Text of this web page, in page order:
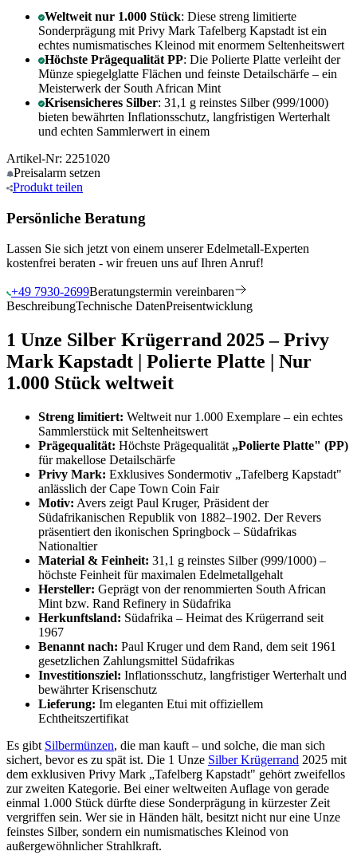
Weltweit nur 1.000 Stück: Diese streng limitierte
Sonderprägung mit Privy Mark Tafelberg Kapstadt ist ein
echtes numismatisches Kleinod mit enormem Seltenheitswert
Höchste Prägequalität PP: Die Polierte Platte verleiht der
Münze spiegelglatte Flächen und feinste Detailschärfe – ein
Meisterwerk der South African Mint
Krisensicheres Silber: 31,1 g reinstes Silber (999/1000)
bieten bewährten Inflationsschutz, langfristigen Werterhalt
und echten Sammlerwert in einem
Artikel-Nr: 2251020
Preisalarm setzen
Produkt teilen
Persönliche Beratung
Lassen Sie sich jetzt von einem unserer Edelmetall-Experten
kostenfrei beraten - wir freuen uns auf Ihren Anruf!
+49 7930-2699Beratungstermin vereinbaren
BeschreibungTechnische DatenPreisentwicklung
1 Unze Silber Krügerrand 2025 – Privy
Mark Kapstadt | Polierte Platte | Nur
1.000 Stück weltweit
Streng limitiert: Weltweit nur 1.000 Exemplare – ein echtes
Sammlerstück mit Seltenheitswert
Prägequalität: Höchste Prägequalität „Polierte Platte" (PP)
für makellose Detailschärfe
Privy Mark: Exklusives Sondermotiv „Tafelberg Kapstadt"
anlässlich der Cape Town Coin Fair
Motiv: Avers zeigt Paul Kruger, Präsident der
Südafrikanischen Republik von 1882–1902. Der Revers
präsentiert den ikonischen Springbock – Südafrikas
Nationaltier
Material & Feinheit: 31,1 g reinstes Silber (999/1000) –
höchste Feinheit für maximalen Edelmetallgehalt
Hersteller: Geprägt von der renommierten South African
Mint bzw. Rand Refinery in Südafrika
Herkunftsland: Südafrika – Heimat des Krügerrand seit
1967
Benannt nach: Paul Kruger und dem Rand, dem seit 1961
gesetzlichen Zahlungsmittel Südafrikas
Investitionsziel: Inflationsschutz, langfristiger Werterhalt und
bewährter Krisenschutz
Lieferung: Im eleganten Etui mit offiziellem
Echtheitszertifikat
Es gibt Silbermünzen, die man kauft – und solche, die man sich
sichert, bevor es zu spät ist. Die 1 Unze Silber Krügerrand 2025 mit
dem exklusiven Privy Mark „Tafelberg Kapstadt" gehört zweifellos
zur zweiten Kategorie. Bei einer weltweiten Auflage von gerade
einmal 1.000 Stück dürfte diese Sonderprägung in kürzester Zeit
vergriffen sein. Wer sie in Händen hält, besitzt nicht nur eine Unze
feinstes Silber, sondern ein numismatisches Kleinod von
außergewöhnlicher Strahlkraft.